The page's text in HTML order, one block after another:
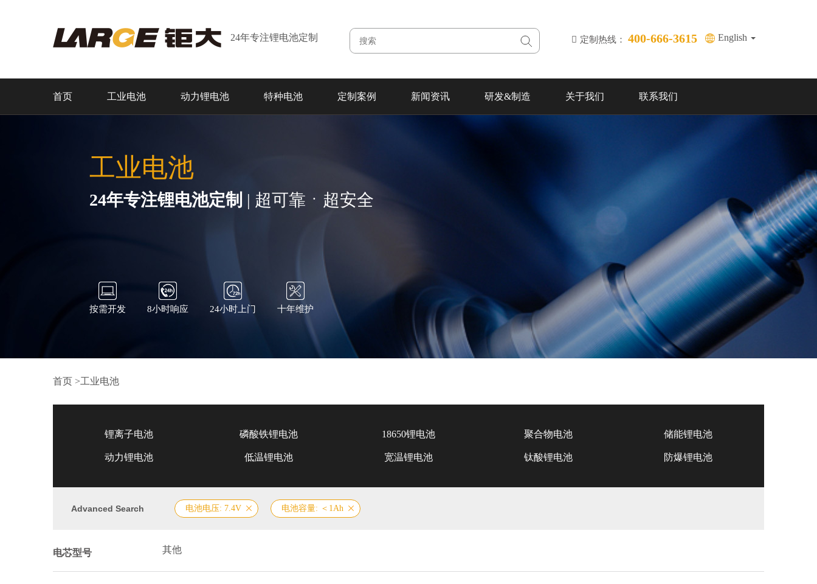
24年专注锂电池定制 定制热线： 400-666-3615 English
首页 工业电池 动力锂电池 特种电池 定制案例 新闻资讯 研发&制造 关于我们 联系我们
工业电池
24年专注锂电池定制 | 超可靠ㆍ超安全
按需开发 8小时响应 24小时上门 十年维护
首页 >工业电池
锂离子电池 磷酸铁锂电池 18650锂电池 聚合物电池 储能锂电池
动力锂电池 低温锂电池 宽温锂电池 钛酸锂电池 防爆锂电池
Advanced Search 电池电压: 7.4V 电池容量: ＜1Ah
电芯型号 其他